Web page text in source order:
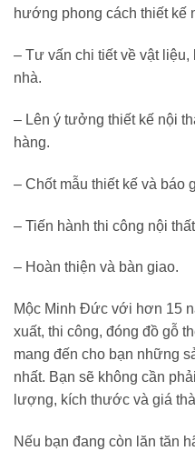
hướng phong cách thiết kế
– Tư vấn chi tiết về vật
nhà.
– Lên ý tưởng thiết kế nội
hàng.
– Chốt mẫu thiết kế và báo
– Tiến hành thi công nội
– Hoàn thiện và bàn giao.
Mộc Minh Đức với hơn 15
xuất, thi công, đóng đồ gỗ
mang đến cho bạn những
nhất. Bạn sẽ không cần
lượng, kích thước và giá
Nếu bạn đang còn lăn tăn